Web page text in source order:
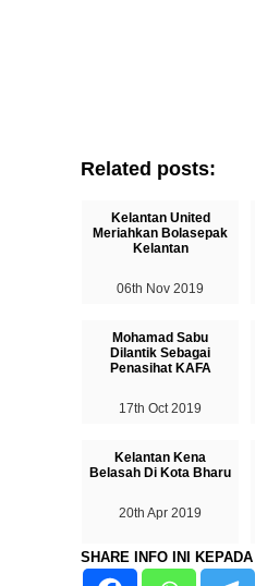
Related posts:
Kelantan United
Meriahkan Bolasepak
Kelantan
06th Nov 2019
Mohamad Sabu
Dilantik Sebagai
Penasihat KAFA
17th Oct 2019
Kelantan Kena
Belasah Di Kota Bharu
20th Apr 2019
SHARE INFO INI